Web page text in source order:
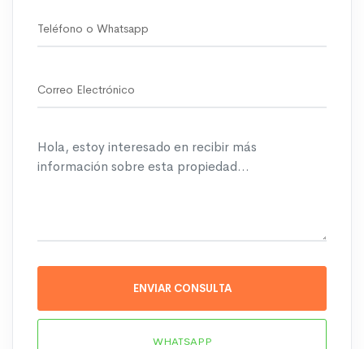
ENVIAR CONSULTA
WHATSAPP